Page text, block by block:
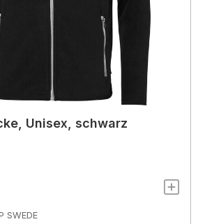
Unisex, schwarz
SWEDE